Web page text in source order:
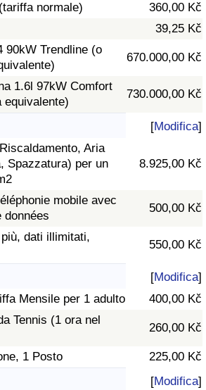
normale)
360,00 Kč
39,25 Kč
90kW Trendline (o
670.000,00 Kč
1.6l 97kW Comfort
equivalente)
730.000,00 Kč
[Modifica]
Aria
Spazzatura) per un
8.925,00 Kč
mobile avec
données
500,00 Kč
dati illimitati,
550,00 Kč
[Modifica]
Mensile per 1 adulto
400,00 Kč
Tennis (1 ora nel
260,00 Kč
1 Posto 225,00 Kč
[Modifica]